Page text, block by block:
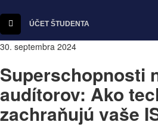
ÚČET ŠTUDENTA
30. septembra 2024
Superschopnosti
audítorov: Ako
zachraňujú vaše